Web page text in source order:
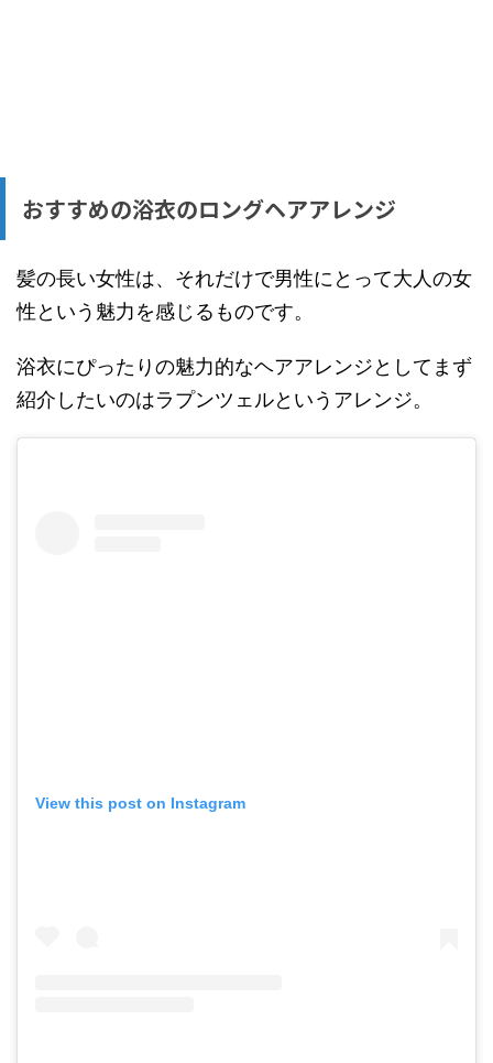
おすすめの浴衣のロングヘアアレンジ
髪の長い女性は、それだけで男性にとって大人の女
性という魅力を感じるものです。
浴衣にぴったりの魅力的なヘアアレンジとしてまず
紹介したいのはラプンツェルというアレンジ。
View this post on Instagram